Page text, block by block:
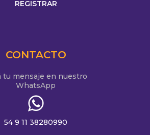
CONTACTO
tu mensaje en nuestro
WhatsApp
54 9 11 38280990